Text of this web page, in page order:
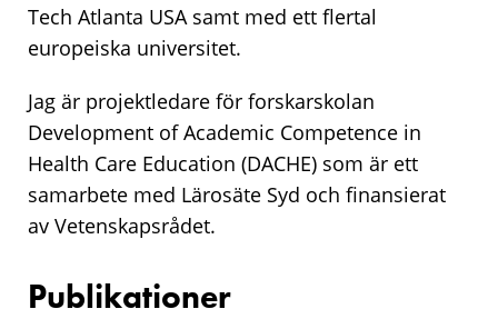
Tech Atlanta USA samt med ett flertal
europeiska universitet.
Jag är projektledare för forskarskolan
Development of Academic Competence in
Health Care Education (DACHE) som är ett
samarbete med Lärosäte Syd och finansierat
av Vetenskapsrådet.
Publikationer